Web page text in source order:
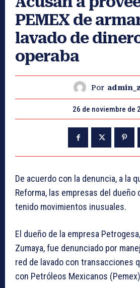
PEMEX de
lavado de
operaba
Por
26 de noviembre de
De acuerdo con la denuncia, a la
Reforma, las empresas del dueño
tenido movimientos inusuales.
El dueño de la empresa
Zumaya, fue denunciado por
red de lavado con transacciones
con Petróleos Mexicanos (Pemex)